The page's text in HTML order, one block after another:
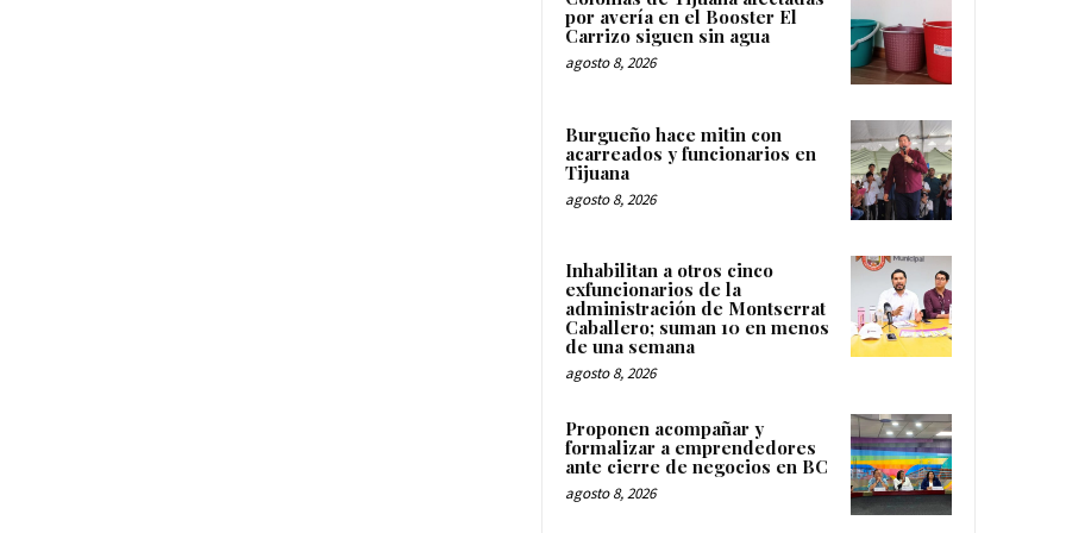
por avería en el Booster El
Carrizo siguen sin agua
agosto 8, 2026
Burgueño hace mitin con
acarreados y funcionarios en
Tijuana
agosto 8, 2026
Inhabilitan a otros cinco
exfuncionarios de la
administración de Montserrat
Caballero; suman 10 en menos
de una semana
agosto 8, 2026
Proponen acompañar y
formalizar a emprendedores
ante cierre de negocios en BC
agosto 8, 2026